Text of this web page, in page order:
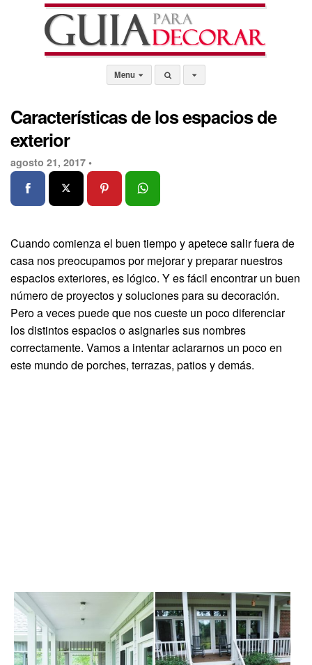
Menu
Características de los espacios de
exterior
agosto 21, 2017 •
Cuando comienza el buen tiempo y apetece salir fuera de
casa nos preocupamos por mejorar y preparar nuestros
espacios exteriores, es lógico. Y es fácil encontrar un buen
número de proyectos y soluciones para su decoración.
Pero a veces puede que nos cueste un poco diferenciar
los distintos espacios o asignarles sus nombres
correctamente. Vamos a intentar aclararnos un poco en
este mundo de porches, terrazas, patios y demás.